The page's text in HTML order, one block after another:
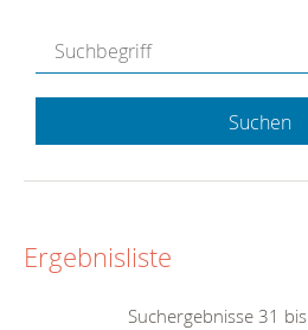
Suchen
Ergebnisliste
Suchergebnisse 31